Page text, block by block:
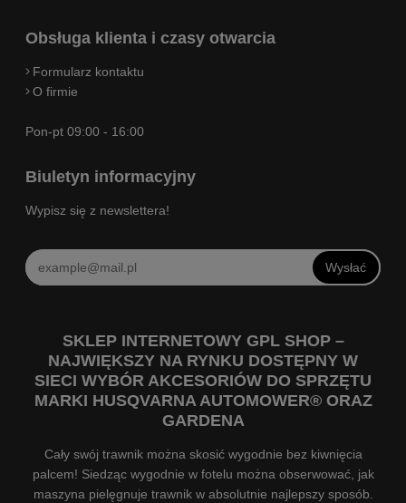
Obsługa klienta i czasy otwarcia
Formularz kontaktu
O firmie
Pon-pt 09:00 - 16:00
Biuletyn informacyjny
Wypisz się z newslettera!
Wysłać
SKLEP INTERNETOWY GPL SHOP –
NAJWIĘKSZY NA RYNKU DOSTĘPNY W
SIECI WYBÓR AKCESORIÓW DO SPRZĘTU
MARKI HUSQVARNA AUTOMOWER® ORAZ
GARDENA
Cały swój trawnik można skosić wygodnie bez kiwnięcia
palcem! Siedząc wygodnie w fotelu można obserwować, jak
maszyna pielęgnuje trawnik w absolutnie najlepszy sposób.